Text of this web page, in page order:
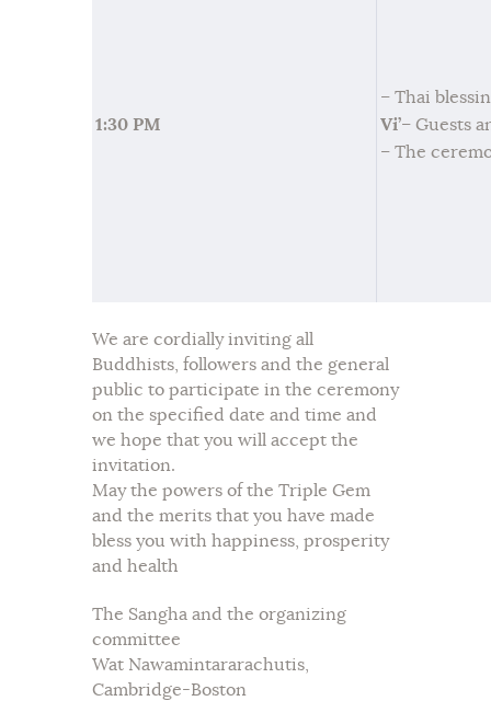
1:30 PM
– Thai
Vi’– Guests
– The
We are cordially inviting all
Buddhists, followers and the general
public to participate in the ceremony
on the specified date and time and
we hope that you will accept the
invitation.
May the powers of the Triple Gem
and the merits that you have made
bless you with happiness, prosperity
and health
The Sangha and the organizing
committee
Wat Nawamintararachutis,
Cambridge-Boston